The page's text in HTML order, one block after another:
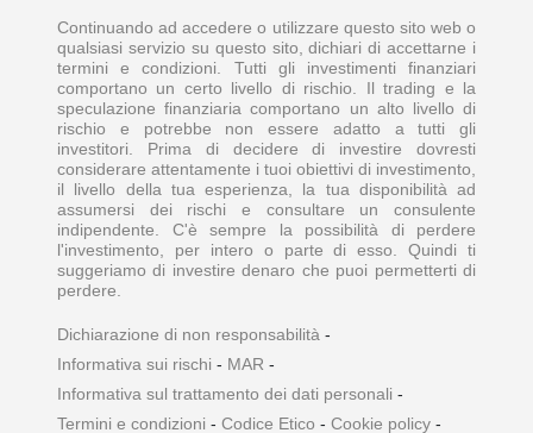
Continuando ad accedere o utilizzare questo sito web o
qualsiasi servizio su questo sito, dichiari di accettarne i
termini e condizioni. Tutti gli investimenti finanziari
comportano un certo livello di rischio. Il trading e la
speculazione finanziaria comportano un alto livello di
rischio e potrebbe non essere adatto a tutti gli
investitori. Prima di decidere di investire dovresti
considerare attentamente i tuoi obiettivi di investimento,
il livello della tua esperienza, la tua disponibilità ad
assumersi dei rischi e consultare un consulente
indipendente. C'è sempre la possibilità di perdere
l'investimento, per intero o parte di esso. Quindi ti
suggeriamo di investire denaro che puoi permetterti di
perdere.
Dichiarazione di non responsabilità -
Informativa sui rischi - MAR -
Informativa sul trattamento dei dati personali -
Termini e condizioni - Codice Etico - Cookie policy -